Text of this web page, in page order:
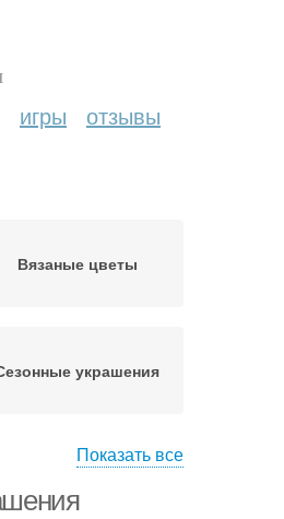
игры отзывы
Вязаные цветы
украшения
Показать все